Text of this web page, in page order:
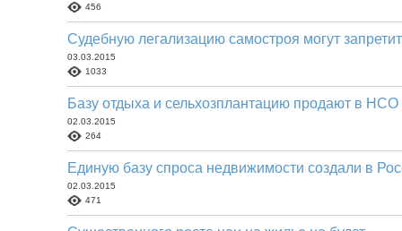
456
Судебную легализацию самостроя могут
03.03.2015
1033
Базу отдыха и сельхозплантацию продают в НСО
02.03.2015
264
Единую базу спроса недвижимости создали в
02.03.2015
471